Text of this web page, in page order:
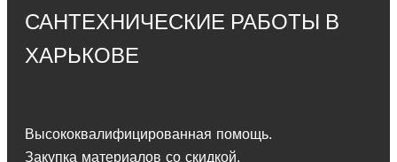
САНТЕХНИЧЕСКИЕ РАБОТЫ В
ХАРЬКОВЕ
Высококвалифицированная помощь.
Закупка материалов со скидкой.